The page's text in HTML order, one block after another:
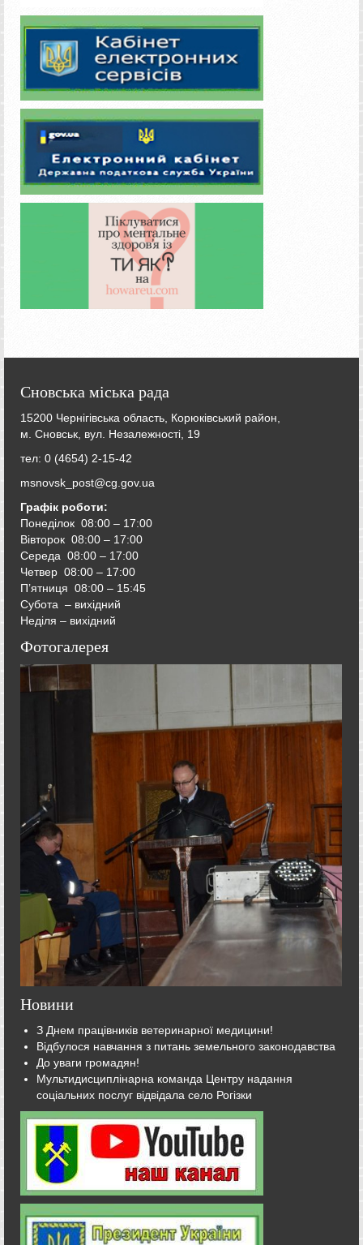
Сновська міська рада
15200 Чернігівська область, Корюківський район,
м. Сновськ, вул. Незалежності, 19
тел: 0 (4654) 2-15-42
msnovsk_post@cg.gov.ua
Графік роботи:
Понеділок 08:00 – 17:00
Вівторок 08:00 – 17:00
Середа 08:00 – 17:00
Четвер 08:00 – 17:00
П’ятниця 08:00 – 15:45
Субота – вихідний
Неділя – вихідний
Фотогалерея
Новини
З Днем працівників ветеринарної медицини!
Відбулося навчання з питань земельного законодавства
До уваги громадян!
Мультидисциплінарна команда Центру надання
соціальних послуг відвідала село Рогізки